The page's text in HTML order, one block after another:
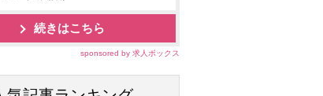
続きはこちら
sponsored by 求人ボックス